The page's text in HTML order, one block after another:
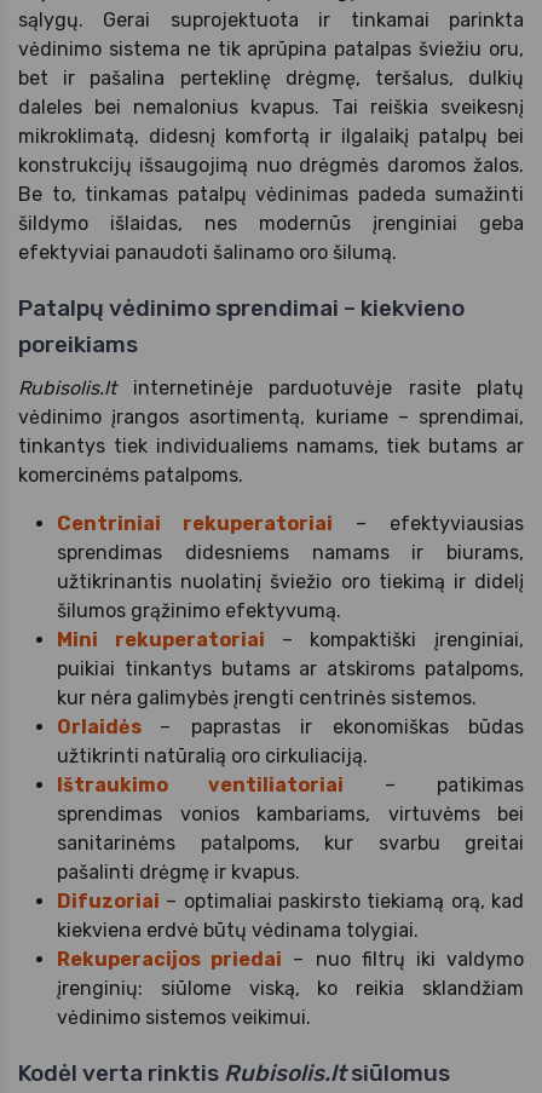
sąlygų. Gerai suprojektuota ir tinkamai parinkta
vėdinimo sistema ne tik aprūpina patalpas šviežiu oru,
bet ir pašalina perteklinę drėgmę, teršalus, dulkių
daleles bei nemalonius kvapus. Tai reiškia sveikesnį
mikroklimatą, didesnį komfortą ir ilgalaikį patalpų bei
konstrukcijų išsaugojimą nuo drėgmės daromos žalos.
Be to, tinkamas patalpų vėdinimas padeda sumažinti
šildymo išlaidas, nes modernūs įrenginiai geba
efektyviai panaudoti šalinamo oro šilumą.
Patalpų vėdinimo sprendimai – kiekvieno
poreikiams
Rubisolis.ltinternetinėje parduotuvėje rasite platų
vėdinimo įrangos asortimentą, kuriame – sprendimai,
tinkantys tiek individualiems namams, tiek butams ar
komercinėms patalpoms.
Centriniai rekuperatoriai – efektyviausias
sprendimas didesniems namams ir biurams,
užtikrinantis nuolatinį šviežio oro tiekimą ir didelį
šilumos grąžinimo efektyvumą.
Mini rekuperatoriai
– kompaktiški įrenginiai,
puikiai tinkantys butams ar atskiroms patalpoms,
kur nėra galimybės įrengti centrinės sistemos.
Orlaidės
– paprastas ir ekonomiškas būdas
užtikrinti natūralią oro cirkuliaciją.
Ištraukimo ventiliatoriai – patikimas
sprendimas vonios kambariams, virtuvėms bei
sanitarinėms patalpoms, kur svarbu greitai
pašalinti drėgmę ir kvapus.
Difuzoriai – optimaliai paskirsto tiekiamą orą, kad
kiekviena erdvė būtų vėdinama tolygiai.
Rekuperacijos priedai – nuo filtrų iki valdymo
įrenginių: siūlome viską, ko reikia sklandžiam
vėdinimo sistemos veikimui.
Kodėl verta rinktis Rubisolis.ltsiūlomus